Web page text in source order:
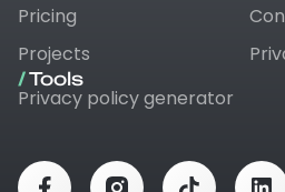
Pricing
Projects
/Tools
Privacy policy generator